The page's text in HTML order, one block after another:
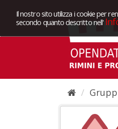
Il nostro sito utilizza i cookie per
secondo quanto descritto nell'